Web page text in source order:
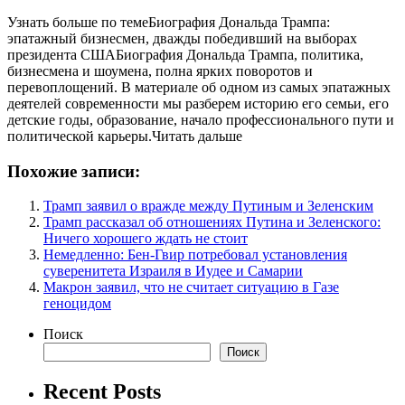
Узнать больше по темеБиография Дональда Трампа:
эпатажный бизнесмен, дважды победивший на выборах
президента СШАБиография Дональда Трампа, политика,
бизнесмена и шоумена, полна ярких поворотов и
перевоплощений. В материале об одном из самых эпатажных
деятелей современности мы разберем историю его семьи, его
детские годы, образование, начало профессионального пути и
политической карьеры.Читать дальше
Похожие записи:
Трамп заявил о вражде между Путиным и Зеленским
Трамп рассказал об отношениях Путина и Зеленского:
Ничего хорошего ждать не стоит
Немедленно: Бен-Гвир потребовал установления
суверенитета Израиля в Иудее и Самарии
Макрон заявил, что не считает ситуацию в Газе
геноцидом
Поиск
Поиск
Recent Posts